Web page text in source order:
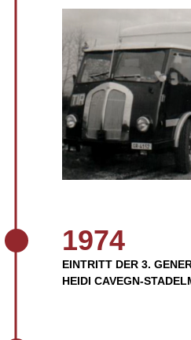
1974
EINTRITT DER 3.
HEIDI CAVEGN-